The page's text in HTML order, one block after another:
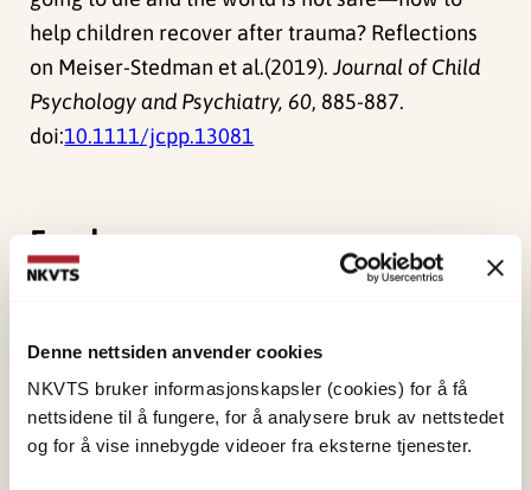
Denne nettsiden anvender cookies
NKVTS bruker informasjonskapsler (cookies) for å få
nettsidene til å fungere, for å analysere bruk av nettstedet
og for å vise innebygde videoer fra eksterne tjenester.
help children recover after trauma? Reflections
on Meiser-Stedman et al.(2019).Journal of Child
Psychology and Psychiatry, 60, 885-887.
doi:10.1111/jcpp.13081
Forskerne
Forsker I
Vis profil